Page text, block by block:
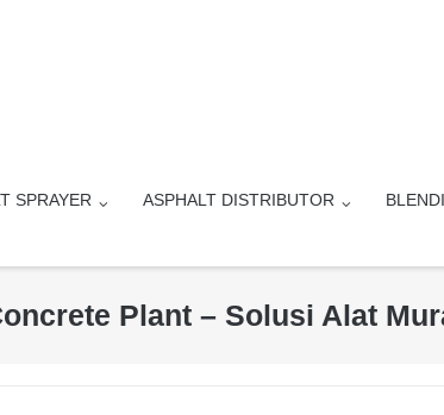
SPRAYER ASPHALT DISTRIBUTOR
Plant – Solusi Alat